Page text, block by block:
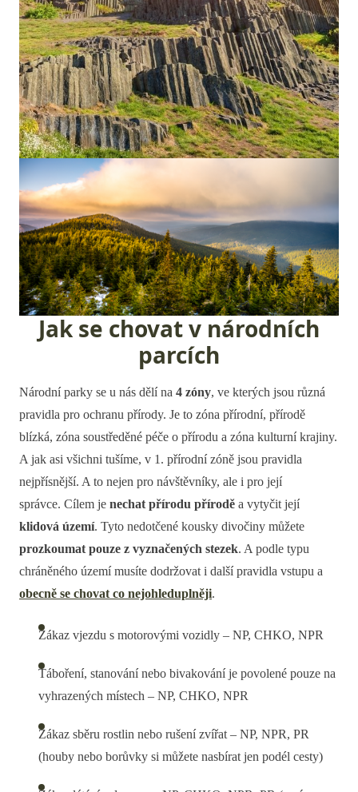
Jak se chovat v národních
parcích
Národní parky se u nás dělí na 4 zóny, ve kterých jsou různá
pravidla pro ochranu přírody. Je to zóna přírodní, přírodě
blízká, zóna soustředěné péče o přírodu a zóna kulturní krajiny.
A jak asi všichni tušíme, v 1. přírodní zóně jsou pravidla
nejpřísnější. A to nejen pro návštěvníky, ale i pro její
správce. Cílem je nechat přírodu přírodě a vytyčit její
klidová území. Tyto nedotčené kousky divočiny můžete
prozkoumat pouze z vyznačených stezek. A podle typu
chráněného území musíte dodržovat i další pravidla vstupu a
obecně se chovat co nejohleduplněji.
Zákaz vjezdu s motorovými vozidly – NP, CHKO, NPR
Táboření, stanování nebo bivakování je povolené pouze na
vyhrazených místech – NP, CHKO, NPR
Zákaz sběru rostlin nebo rušení zvířat – NP, NPR, PR
(houby nebo borůvky si můžete nasbírat jen podél cesty)